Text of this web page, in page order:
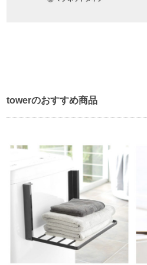
towerのおすすめ商品